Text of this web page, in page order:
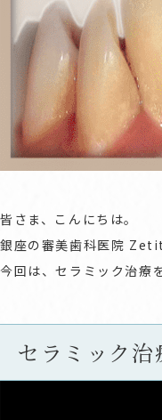
皆さま、こんにちは。
銀座の審美歯科医院
今回は、セラミック治療
セラミック